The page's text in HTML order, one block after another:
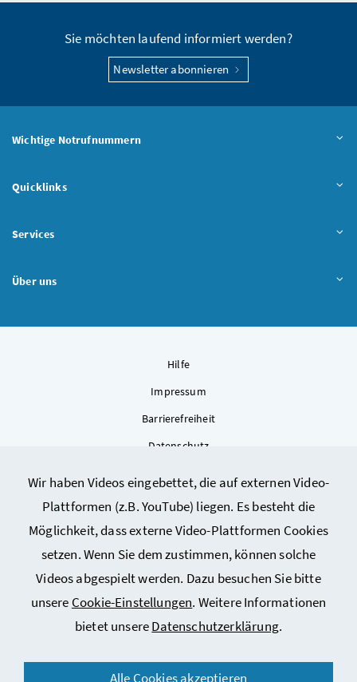
Wir haben Videos eingebettet, die auf externen Video-
Plattformen (z.B. YouTube) liegen. Es besteht die
Möglichkeit, dass externe Video-Plattformen Cookies
setzen. Wenn Sie dem zustimmen, können solche
Videos abgespielt werden. Dazu besuchen Sie bitte
unsere Cookie-Einstellungen. Weitere Informationen
bietet unsereDatenschutzerklärung.
Alle Cookies akzeptieren
Sie möchten laufend informiert werden?
Newsletter abonnieren
Wichtige Notrufnummern
Quicklinks
Services
Über uns
Hilfe
Impressum
Barrierefreiheit
Datenschutz
Sitemap
Cookie-Einstellungen
© 2026 Bundesministerium für Arbeit, Soziales, Gesundheit,